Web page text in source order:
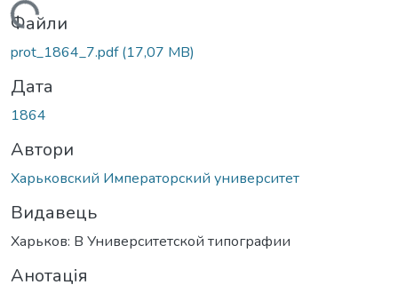
Файли
prot_1864_7.pdf(17,07 MB)
Дата
1864
Автори
Харьковский Императорский университет
Видавець
Харьков: В Университетской типографии
Анотація